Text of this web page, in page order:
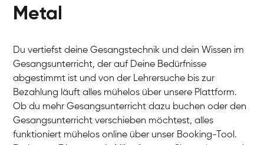
Gesang / Vocal
Patricia
Birga
Ondřej
Sonja
Giulia
Linda
Dirk
Mehira
Metal
Du vertiefst deine Gesangstechnik und dein Wissen im
Gesangsunterricht, der auf Deine Bedürfnisse
abgestimmt ist und von der Lehrersuche bis zur
Bezahlung läuft alles mühelos über unsere Plattform.
Ob du mehr Gesangsunterricht dazu buchen oder den
Gesangsunterricht verschieben möchtest, alles
funktioniert mühelos online über unser Booking-Tool.